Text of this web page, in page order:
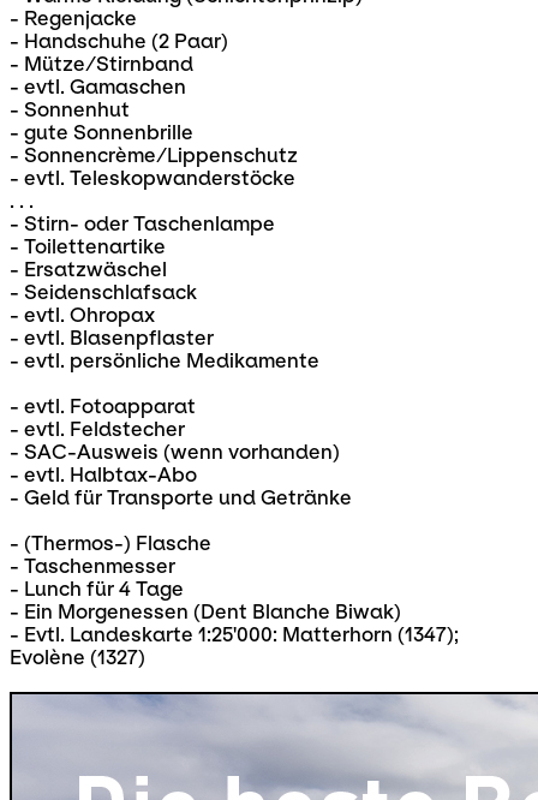
- Regenjacke
- Handschuhe (2 Paar)
- Mütze/Stirnband
- evtl. Gamaschen
- Sonnenhut
- gute Sonnenbrille
- Sonnencrème/Lippenschutz
- evtl. Teleskopwanderstöcke
. . .
- Stirn- oder Taschenlampe
- Toilettenartike
- Ersatzwäschel
- Seidenschlafsack
- evtl. Ohropax
- evtl. Blasenpflaster
- evtl. persönliche Medikamente
- evtl. Fotoapparat
- evtl. Feldstecher
- SAC-Ausweis (wenn vorhanden)
- evtl. Halbtax-Abo
- Geld für Transporte und Getränke
- (Thermos-) Flasche
- Taschenmesser
- Lunch für 4 Tage
- Ein Morgenessen (Dent Blanche Biwak)
- Evtl. Landeskarte 1:25'000: Matterhorn (1347);
Evolène (1327)